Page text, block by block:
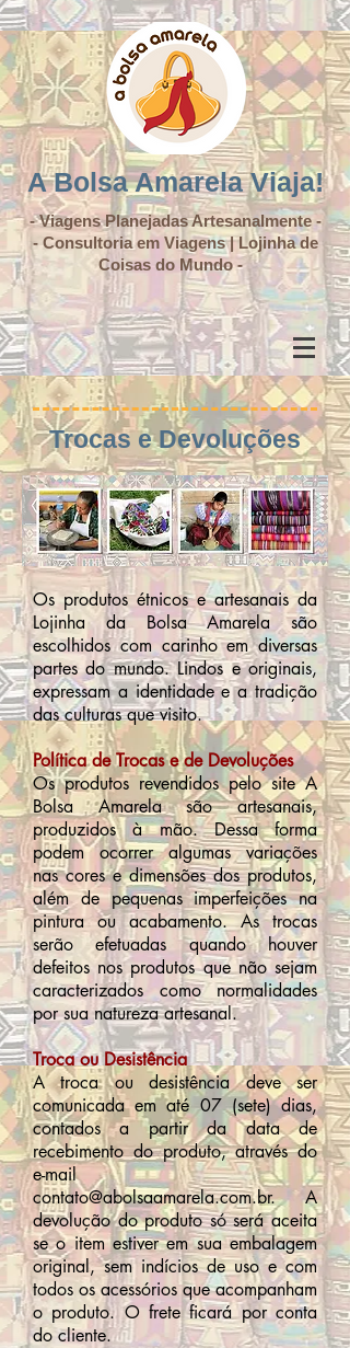
A Bolsa Amarela Viaja!
- Viagens Planejadas Artesanalmente -
- Consultoria em Viagens | Lojinha de
Coisas do Mundo -
Trocas e Devoluções
Os produtos étnicos e artesanais da
Lojinha da Bolsa Amarela são
escolhidos com carinho em diversas
partes do mundo. Lindos e originais,
expressam a identidade e a tradição
das culturas que visito.
Política de Trocas e de Devoluções
Os produtos revendidos pelo site A
Bolsa Amarela são artesanais,
produzidos à mão. Dessa forma
podem ocorrer algumas variações
nas cores e dimensões dos produtos,
além de pequenas imperfeições na
pintura ou acabamento. As trocas
serão efetuadas quando houver
defeitos nos produtos que não sejam
caracterizados como normalidades
por sua natureza artesanal.
Troca ou Desistência
A troca ou desistência deve ser
comunicada em até 07 (sete) dias,
contados a partir da data de
recebimento do produto, através do
e-mail
contato@abolsaamarela.com.br. A
devolução do produto só será aceita
se o item estiver em sua embalagem
original, sem indícios de uso e com
todos os acessórios que acompanham
o produto. O frete ficará por conta
do cliente.